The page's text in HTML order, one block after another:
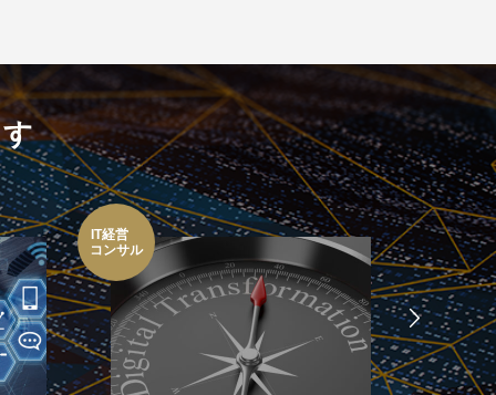
IT経営
コンサル
WEB
マーケテ
ィング